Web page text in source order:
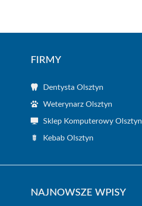
FIRMY
Dentysta Olsztyn
Weterynarz Olsztyn
Sklep Komputerowy Olsztyn
Kebab Olsztyn
NAJNOWSZE WPISY